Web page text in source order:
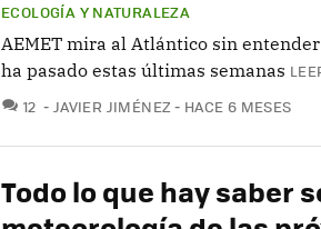
ECOLOGÍA Y NATURALEZA
AEMET mira al Atlántico sin
ha pasado estas últimas semanas
12 COMENTARIOS
JAVIER JIMÉNEZ HACE 6 MESES
Todo lo que hay saber